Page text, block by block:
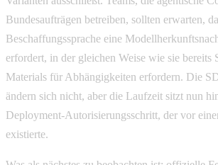
Bundesaufträgen betreiben, sollten erwarten,
Beschaffungssprache eine
erfordert, in der gleichen Weise wie sie
Materials für Abhängigkeiten erfordern. Die
ändern sich nicht, aber die Laufzeit sitzt nun
Deployment-Autorisierungsschritt, der vor
existierte.